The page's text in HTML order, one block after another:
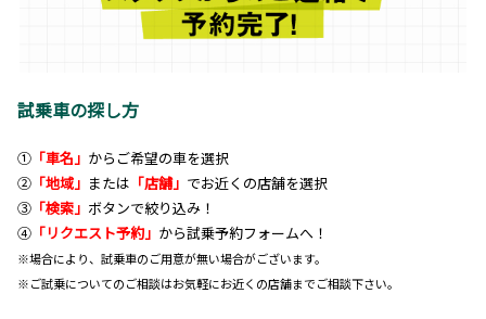
試乗車の探し方
① 「車名」 からご希望の車を選択
② 「地域」 または 「店舗」 でお近くの店舗を選択
③ 「検索」 ボタンで絞り込み！
④ 「リクエスト予約」 から試乗予約フォームへ！
※場合により、試乗車のご用意が無い場合がございます。
※ご試乗についてのご相談はお気軽にお近くの店舗までご相談下さい。